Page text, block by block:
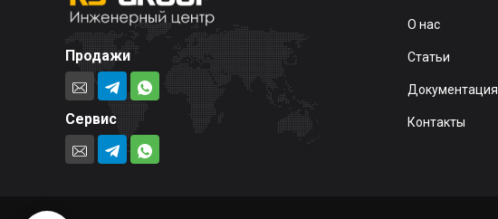
Продажи
Сервис
О нас
Статьи
Документация
Контакты